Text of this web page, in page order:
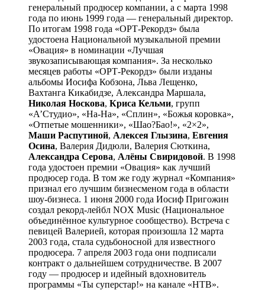
генеральный продюсер компании, а с марта 1998
года по июнь 1999 года — генеральный директор.
По итогам 1998 года «ОРТ-Рекордз» была
удостоена Национальной музыкальной премии
«Овация» в номинации «Лучшая
звукозаписывающая компания». За несколько
месяцев работы «ОРТ-Рекордз» были изданы
альбомы Иосифа Кобзона, Льва Лещенко,
Вахтанга Кикабидзе, Александра Маршала,
Николая Носкова, Криса Кельми, групп
«А’Студио», «На-На», «Сплин», «Божья коровка»,
«Отпетые мошенники», «Шао?Бао!», «2×2»,
Маши Распутиной, Алексея Глызина, Евгения
Осина, Валерия Дидюли, Валерия Сюткина,
Александра Серова, Алёны Свиридовой. В 1998
года удостоен премии «Овация» как лучший
продюсер года. В том же году журнал «Компания»
признал его лучшим бизнесменом года в области
шоу-бизнеса. 1 июня 2000 года Иосиф Пригожин
создал рекорд-лейбл NOX Music (Национальное
объединённое культурное сообщество). Встреча с
певицей Валерией, которая произошла 12 марта
2003 года, стала судьбоносной для известного
продюсера. 7 апреля 2003 года они подписали
контракт о дальнейшем сотрудничестве. В 2007
году — продюсер и идейный вдохновитель
программы «Ты суперстар!» на канале «НТВ».